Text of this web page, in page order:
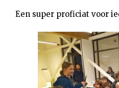
Een super proficiat voor